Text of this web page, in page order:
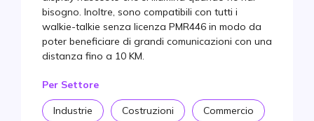
Miglior modello outdoor
Miglior rapporto tra prezzo e robustezza
Tabella Comparativa
FAQ
bisogno. Inoltre, sono compatibili con tutti i
walkie-talkie senza licenza PMR446 in modo da
poter beneficiare di grandi comunicazioni con una
distanza fino a 10 KM.
Per Settore
Industrie Costruzioni Commercio